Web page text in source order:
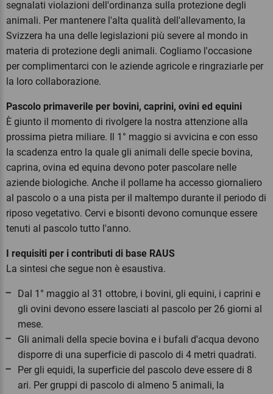
segnalati violazioni dell'ordinanza sulla protezione degli
animali. Per mantenere l'alta qualità dell'allevamento, la
Svizzera ha una delle legislazioni più severe al mondo in
materia di protezione degli animali. Cogliamo l'occasione
per complimentarci con le aziende agricole e ringraziarle per
la loro collaborazione.
Pascolo primaverile per bovini, caprini, ovini ed equini
È giunto il momento di rivolgere la nostra attenzione alla
prossima pietra miliare. Il 1° maggio si avvicina e con esso
la scadenza entro la quale gli animali delle specie bovina,
caprina, ovina ed equina devono poter pascolare nelle
aziende biologiche. Anche il pollame ha accesso giornaliero
al pascolo o a una pista per il maltempo durante il periodo di
riposo vegetativo. Cervi e bisonti devono comunque essere
tenuti al pascolo tutto l'anno.
I requisiti per i contributi di base RAUS
La sintesi che segue non è esaustiva.
Dal 1° maggio al 31 ottobre, i bovini, gli equini, i caprini e
gli ovini devono essere lasciati al pascolo per 26 giorni al
mese.
Gli animali della specie bovina e i bufali d'acqua devono
disporre di una superficie di pascolo di 4 metri quadrati.
Per gli equidi, la superficie del pascolo deve essere di 8
ari. Per gruppi di pascolo di almeno 5 animali, la